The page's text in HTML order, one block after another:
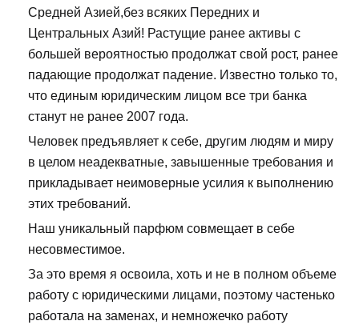
Средней Азией,без всяких Передних и
Центральных Азий! Растущие ранее активы с
большей вероятностью продолжат свой рост, ранее
падающие продолжат падение. Известно только то,
что единым юридическим лицом все три банка
станут не ранее 2007 года.
Человек предъявляет к себе, другим людям и миру
в целом неадекватные, завышенные требования и
прикладывает неимоверные усилия к выполнению
этих требований.
Наш уникальный парфюм совмещает в себе
несовместимое.
За это время я освоила, хоть и не в полном объеме
работу с юридическими лицами, поэтому частенько
работала на заменах, и немножечко работу